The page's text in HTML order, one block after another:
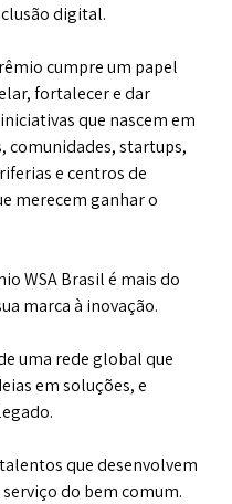
digital.
cumpre um papel
fortalecer e dar
que nascem em
comunidades, startups,
e centros de
merecem ganhar o
WSA Brasil é mais do
marca à inovação.
uma rede global que
em soluções, e
que desenvolvem
do bem comum.